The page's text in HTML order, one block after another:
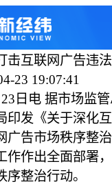
击互联网广告违
23 19:07:41
电 据市场监管
印发《关于深化
广告市场秩序整
作作出全面部署
序整治行动。